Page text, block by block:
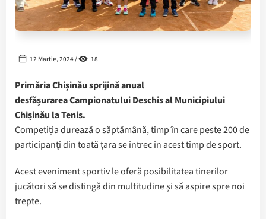
12 Martie, 2024 / 18
Primăria Chișinău sprijină anual
desfășurarea Campionatului Deschis al Municipiului
Chișinău la Tenis.
Competiția durează o săptămână, timp în care peste 200 de
participanți din toată țara se întrec în acest timp de sport.
Acest eveniment sportiv le oferă posibilitatea tinerilor
jucători să se distingă din multitudine și să aspire spre noi
trepte.